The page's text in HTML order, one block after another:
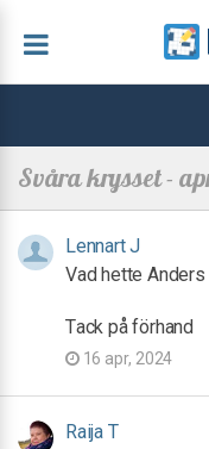
Svåra krysset -
Lennart J
Vad hette Anders
Tack på förhand
16 apr, 2024
Raija T